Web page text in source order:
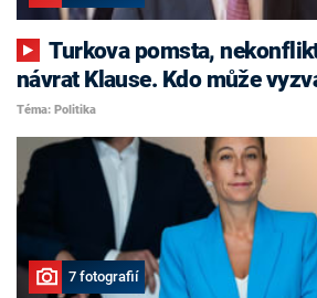
Turkova pomsta, nekonfliktní Havlíček i
návrat Klause. Kdo může
Téma: Politika
7 fotografií